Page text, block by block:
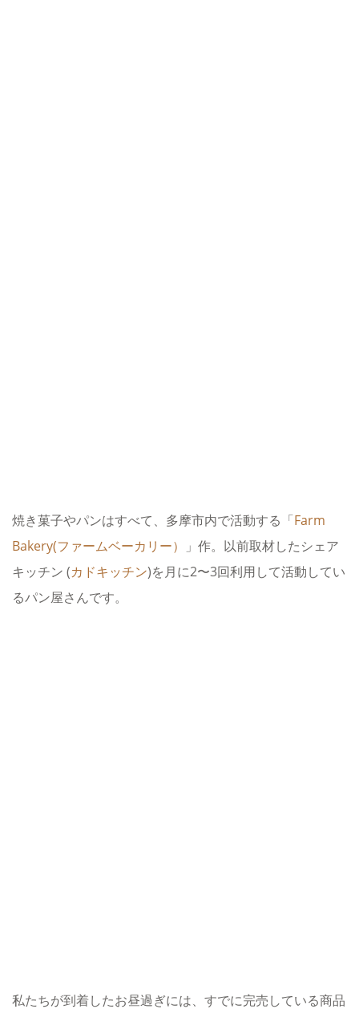
焼き菓子やパンはすべて、多摩市内で活動する「Farm
Bakery(ファームベーカリー）
」作。以前取材したシェア
キッチン (カドキッチン)を月に2〜3回利用して活動してい
るパン屋さんです。
私たちが到着したお昼過ぎには、すでに完売している商品